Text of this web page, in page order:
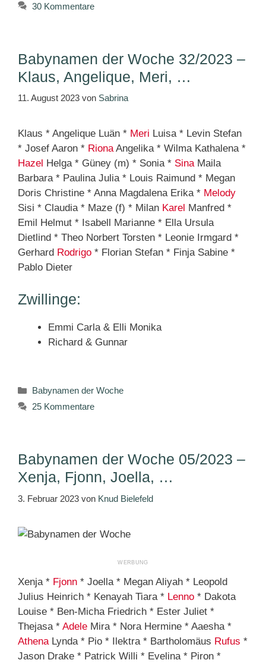
30 Kommentare
Babynamen der Woche 32/2023 –
Klaus, Angelique, Meri, …
11. August 2023 von Sabrina
Klaus * Angelique Luän * Meri Luisa * Levin Stefan
* Josef Aaron * RionaAngelika * Wilma Kathalena *
Hazel Helga * Güney (m) * Sonia * SinaMaila
Barbara * Paulina Julia * Louis Raimund * Megan
Doris Christine * Anna Magdalena Erika * Melody
Sisi * Claudia * Maze (f) * Milan Karel Manfred *
Emil Helmut * Isabell Marianne * Ella Ursula
Dietlind * Theo Norbert Torsten * Leonie Irmgard *
Gerhard Rodrigo * Florian Stefan * Finja Sabine *
Pablo Dieter
Zwillinge:
Emmi Carla & Elli Monika
Richard & Gunnar
Kategorien
Babynamen der Woche
25 Kommentare
Babynamen der Woche 05/2023 –
Xenja, Fjonn, Joella, …
3. Februar 2023 von Knud Bielefeld
Xenja * Fjonn * Joella * Megan Aliyah * Leopold
Julius Heinrich * Kenayah Tiara * Lenno * Dakota
Louise * Ben-Micha Friedrich * Ester Juliet *
Thejasa * Adele Mira * Nora Hermine * Aaesha *
AthenaLynda * Pio * Ilektra * Bartholomäus Rufus *
Jason Drake * Patrick Willi * Evelina * Piron *